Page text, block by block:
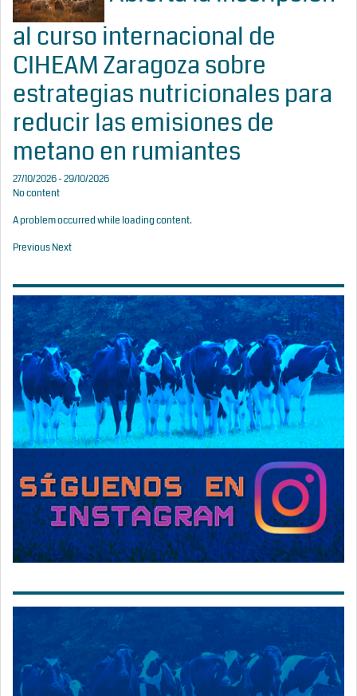
al curso internacional de
CIHEAM Zaragoza sobre
estrategias nutricionales para
reducir las emisiones de
metano en rumiantes
27/10/2026 - 29/10/2026
No content
A problem occurred while loading content.
PreviousNext